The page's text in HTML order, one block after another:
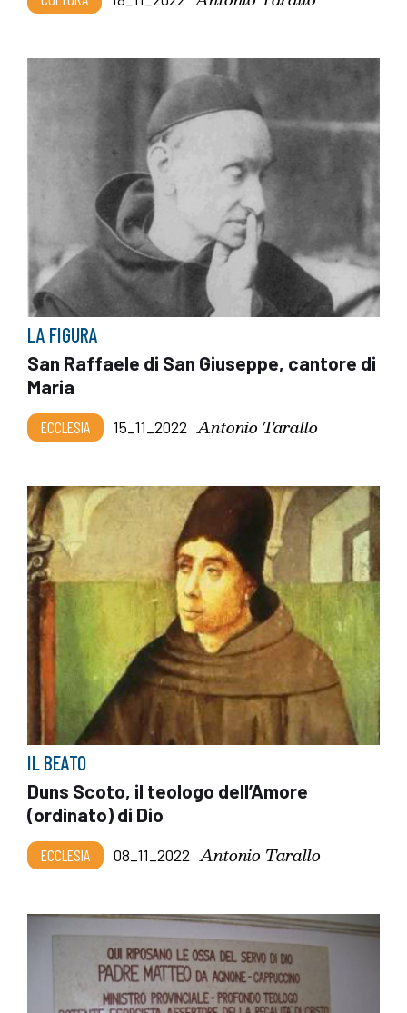
LA FIGURA
San Raffaele di San Giuseppe, cantore di
Maria
ECCLESIA 15_11_2022 Antonio Tarallo
IL BEATO
Duns Scoto, il teologo dell’Amore
(ordinato) di Dio
ECCLESIA 08_11_2022 Antonio Tarallo